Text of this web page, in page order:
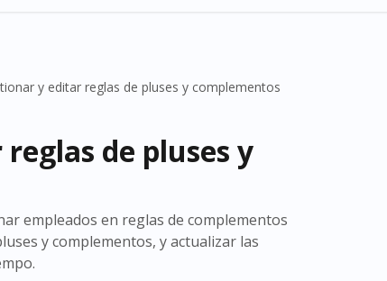
y editar reglas de pluses y complementos
de pluses y
empleados en reglas de complementos
y complementos, y actualizar las